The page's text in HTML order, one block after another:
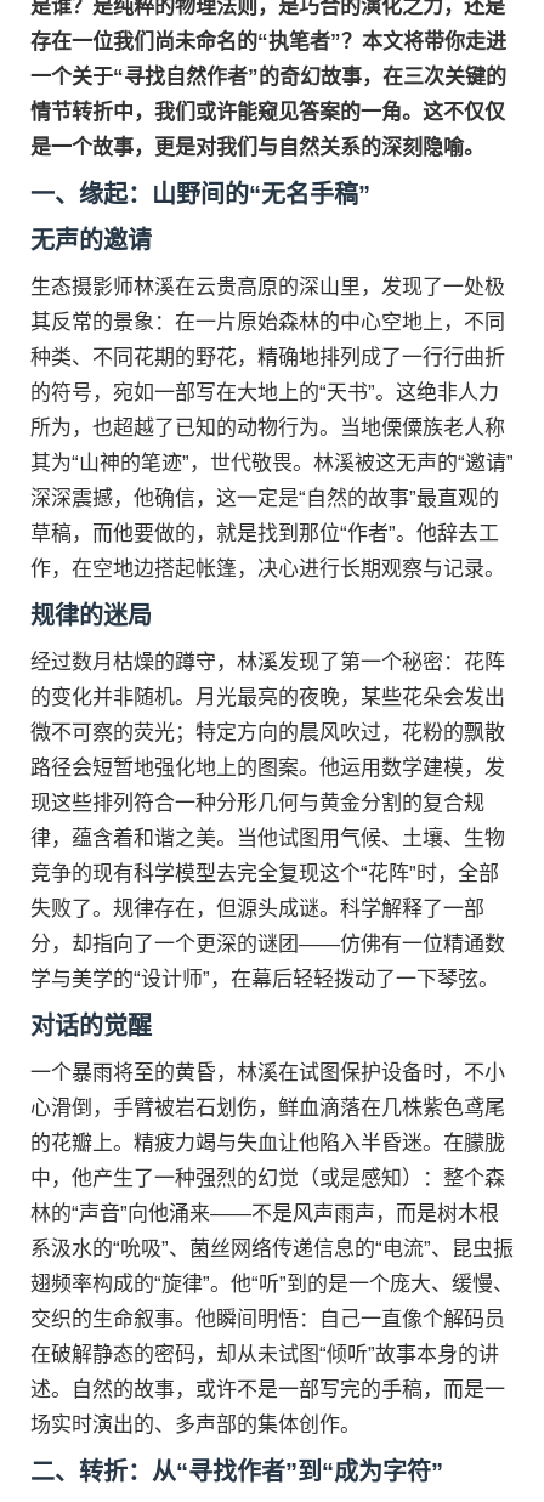
是谁？是纯粹的物理法则，是巧合的演化之力，还是
存在一位我们尚未命名的“执笔者”？本文将带你走进
一个关于“寻找自然作者”的奇幻故事，在三次关键的
情节转折中，我们或许能窥见答案的一角。这不仅仅
是一个故事，更是对我们与自然关系的深刻隐喻。
一、缘起：山野间的“无名手稿”
无声的邀请
生态摄影师林溪在云贵高原的深山里，发现了一处极
其反常的景象：在一片原始森林的中心空地上，不同
种类、不同花期的野花，精确地排列成了一行行曲折
的符号，宛如一部写在大地上的“天书”。这绝非人力
所为，也超越了已知的动物行为。当地傈僳族老人称
其为“山神的笔迹”，世代敬畏。林溪被这无声的“邀请”
深深震撼，他确信，这一定是“自然的故事”最直观的
草稿，而他要做的，就是找到那位“作者”。他辞去工
作，在空地边搭起帐篷，决心进行长期观察与记录。
规律的迷局
经过数月枯燥的蹲守，林溪发现了第一个秘密：花阵
的变化并非随机。月光最亮的夜晚，某些花朵会发出
微不可察的荧光；特定方向的晨风吹过，花粉的飘散
路径会短暂地强化地上的图案。他运用数学建模，发
现这些排列符合一种分形几何与黄金分割的复合规
律，蕴含着和谐之美。当他试图用气候、土壤、生物
竞争的现有科学模型去完全复现这个“花阵”时，全部
失败了。规律存在，但源头成谜。科学解释了一部
分，却指向了一个更深的谜团——仿佛有一位精通数
学与美学的“设计师”，在幕后轻轻拨动了一下琴弦。
对话的觉醒
一个暴雨将至的黄昏，林溪在试图保护设备时，不小
心滑倒，手臂被岩石划伤，鲜血滴落在几株紫色鸢尾
的花瓣上。精疲力竭与失血让他陷入半昏迷。在朦胧
中，他产生了一种强烈的幻觉（或是感知）：整个森
林的“声音”向他涌来——不是风声雨声，而是树木根
系汲水的“吮吸”、菌丝网络传递信息的“电流”、昆虫振
翅频率构成的“旋律”。他“听”到的是一个庞大、缓慢、
交织的生命叙事。他瞬间明悟：自己一直像个解码员
在破解静态的密码，却从未试图“倾听”故事本身的讲
述。自然的故事，或许不是一部写完的手稿，而是一
场实时演出的、多声部的集体创作。
二、转折：从“寻找作者”到“成为字符”